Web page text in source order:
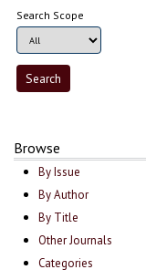
Search Scope
Browse
By Issue
By Author
By Title
Other Journals
Categories